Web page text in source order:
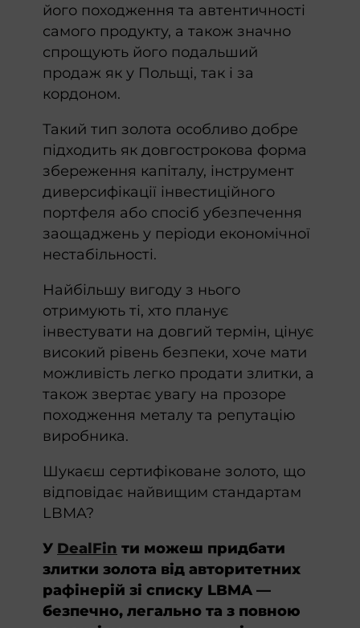
його походження та автентичності
самого продукту, а також значно
спрощують його подальший
продаж як у Польщі, так і за
кордоном.
Такий тип золота особливо добре
підходить як довгострокова форма
збереження капіталу, інструмент
диверсифікації інвестиційного
портфеля або спосіб убезпечення
заощаджень у періоди економічної
нестабільності.
Найбільшу вигоду з нього
отримують ті, хто планує
інвестувати на довгий термін, цінує
високий рівень безпеки, хоче мати
можливість легко продати злитки, а
також звертає увагу на прозоре
походження металу та репутацію
виробника.
Шукаєш сертифіковане золото, що
відповідає найвищим стандартам
LBMA?
У DealFin ти можеш придбати
злитки золота від авторитетних
рафінерій зі списку LBMA —
безпечно, легально та з повною